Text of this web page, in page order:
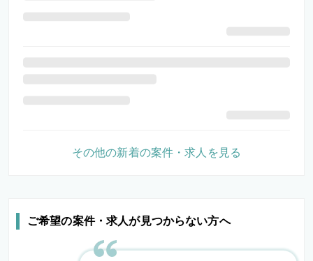
ご希望の案件・求人が見つからない方へ
その他の新着の案件・求人を見る